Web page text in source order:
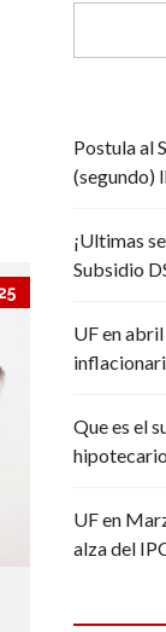
Postula al
(segundo)
¡Ultimas
Subsidio
UF en
Que es el
UF en
alza del